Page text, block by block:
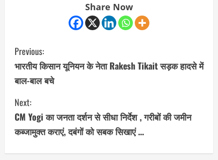
Share Now
C
o
n
t
i
n
Previous:
भारतीय किसान यूनियन के नेता Rakesh Tikait सड़क हादसे में
बाल-बाल बचे
Next:
CM Yogi का जनता दर्शन से सीधा निर्देश , गरीबों की जमीन
कब्जामुक्त कराएं, दबंगों को सबक सिखाएं …